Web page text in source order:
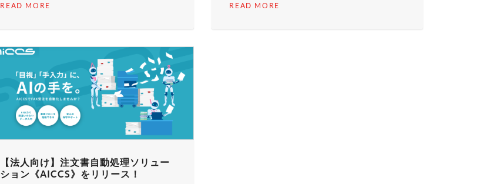
READ MORE READ MORE
【法人向け】注文書自動処理ソリュー
ション《AICCS》をリリース！